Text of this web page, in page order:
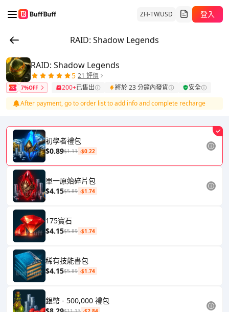
ZH-TWUSD 登入
RAID: Shadow Legends
RAID: Shadow Legends
5 21 評價
7%OFF 200+已售出 將於 23 分鐘內發貨
安全
After payment, go to order list to add info and complete recharge
初學者禮包
$0.89$1.11 -$0.22
單一原始碎片包
$4.15$5.89 -$1.74
175寶石
$4.15$5.89 -$1.74
稀有技能書包
$4.15$5.89 -$1.74
銀幣 - 500,000 禮包